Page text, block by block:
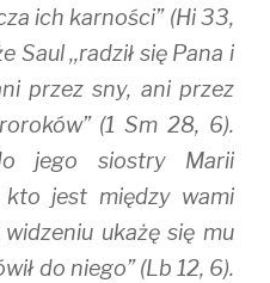
ich karności” (Hi 33,
Saul ,,radził się Pana i
przez sny, ani przez
(1 Sm 28, 6).
jego siostry Marii
kto jest między wami
ukażę się mu
do niego” (Lb 12, 6).